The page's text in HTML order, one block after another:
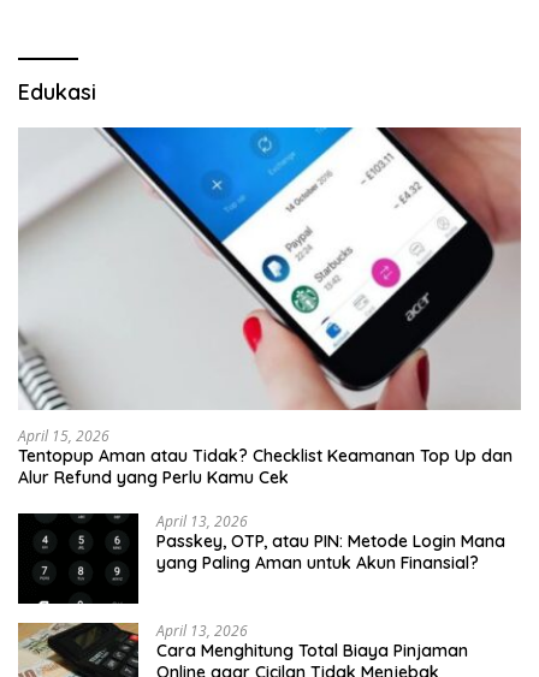
Edukasi
April 15, 2026
Tentopup Aman atau Tidak? Checklist Keamanan Top Up dan
Alur Refund yang Perlu Kamu Cek
April 13, 2026
Passkey, OTP, atau PIN: Metode Login Mana
yang Paling Aman untuk Akun Finansial?
April 13, 2026
Cara Menghitung Total Biaya Pinjaman
Online agar Cicilan Tidak Menjebak